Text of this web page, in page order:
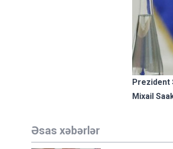
Prezident
Mixail
Əsas xəbərlər